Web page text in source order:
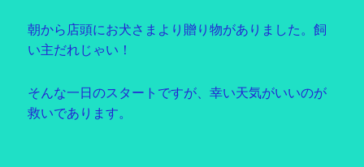
朝から店頭にお犬さまより贈り物がありました。飼
い主だれじゃい！
そんな一日のスタートですが、幸い天気がいいのが
救いであります。